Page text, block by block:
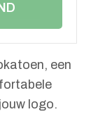
een
logo.